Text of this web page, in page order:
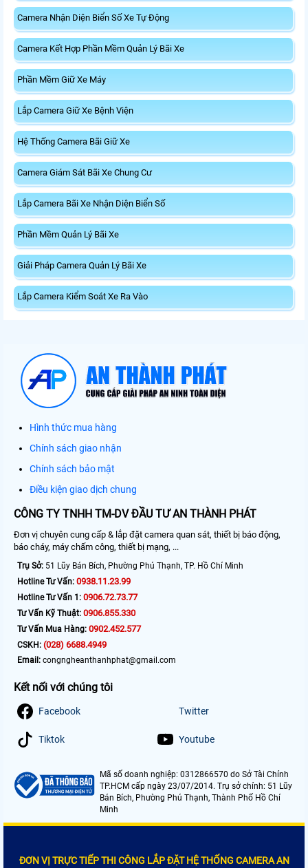
Camera Nhận Diện Biển Số Xe Tự Động
Camera Kết Hợp Phần Mềm Quản Lý Bãi Xe
Phần Mềm Giữ Xe Máy
Lắp Camera Giữ Xe Bệnh Viện
Hệ Thống Camera Bãi Giữ Xe
Camera Giám Sát Bãi Xe Chung Cư
Lắp Camera Bãi Xe Nhận Diện Biển Số
Phần Mềm Quản Lý Bãi Xe
Giải Pháp Camera Quản Lý Bãi Xe
Lắp Camera Kiểm Soát Xe Ra Vào
Hình thức mua hàng
Chính sách giao nhận
Chính sách bảo mật
Điều kiện giao dịch chung
CÔNG TY TNHH TM-DV ĐẦU TƯ AN THÀNH PHÁT
Đơn vị chuyên cung cấp & lắp đặt camera quan sát, thiết bị báo động,
báo cháy, máy chấm công, thiết bị mạng, ...
Trụ Sở: 51 Lũy Bán Bích, Phường Phú Thạnh, TP. Hồ Chí Minh
Hotline Tư Vấn: 0938.11.23.99
Hotline Tư Vấn 1: 0906.72.73.77
Tư Vấn Kỹ Thuật: 0906.855.330
Tư Vấn Mua Hàng: 0902.452.577
CSKH: (028) 6688.4949
Email: congngheanthanhphat@gmail.com
Kết nối với chúng tôi
Facebook Twitter
Tiktok Youtube
Mã số doanh nghiệp: 0312866570 do Sở Tài Chính
TP.HCM cấp ngày 23/07/2014. Trụ sở chính: 51 Lũy
Bán Bích, Phường Phú Thạnh, Thành Phố Hồ Chí
Minh
ĐƠN VỊ TRỰC TIẾP THI CÔNG LẮP ĐẶT HỆ THỐNG CAMERA AN